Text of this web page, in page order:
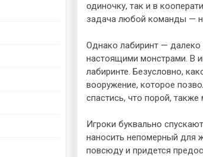
одиночку, так и в
задача любой команды —
Однако лабиринт — далеко
настоящими монстрами. В
лабиринте. Безусловно,
вооружение, которое
спастись, что порой,
Игроки буквально
наносить непомерный для
повсюду и придется